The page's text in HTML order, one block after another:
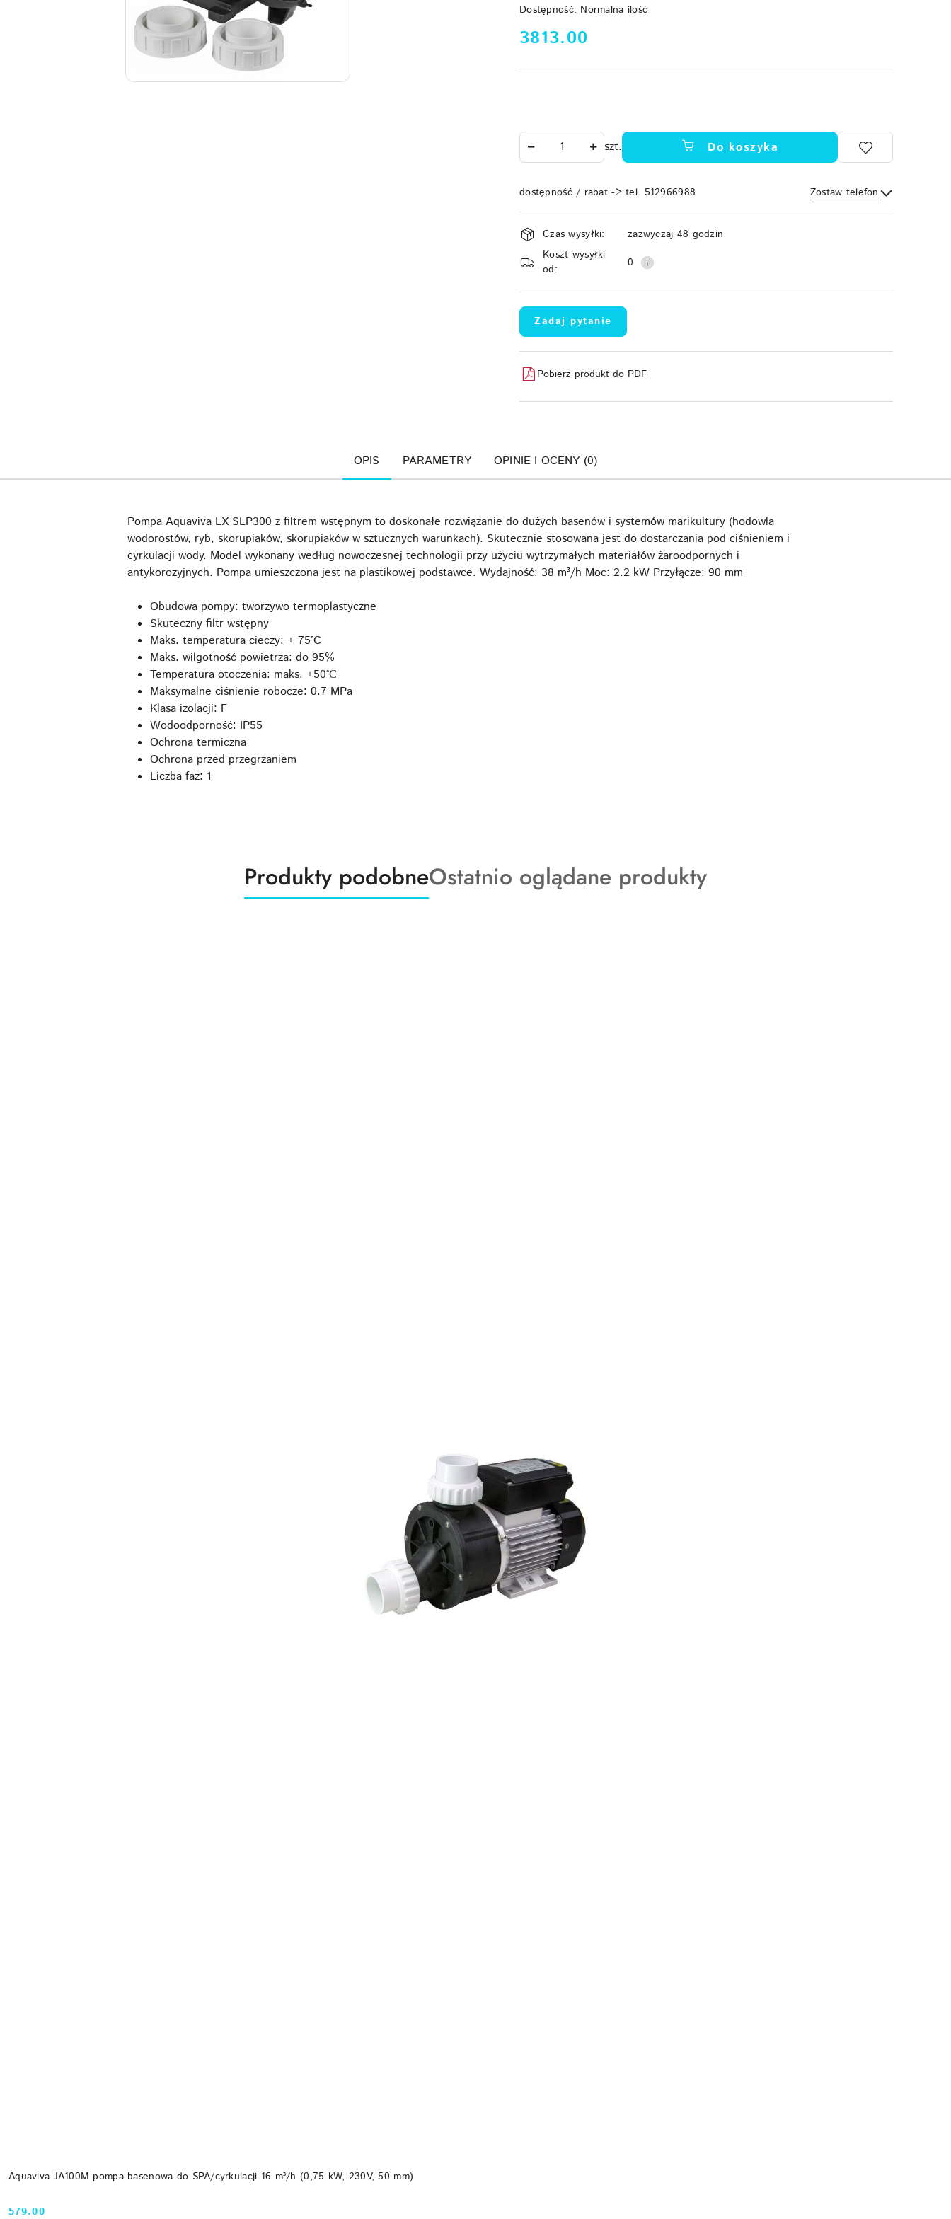
Dostępność: Normalna ilość
cena:
3813.00
szt. Do koszyka
dostępność / rabat -> tel. 512966988 Zostaw telefon
Wyślij
Dostępność
i
dostawa
Czas wysyłki:
zazwyczaj 48 godzin
Koszt wysyłki
od:
0
Zadaj pytanie
Pobierz produkt do PDF
OPIS PARAMETRY OPINIE I OCENY (0)
Pompa Aquaviva LX SLP300 z filtrem wstępnym to doskonałe rozwiązanie do dużych basenów i systemów marikultury (hodowla
wodorostów, ryb, skorupiaków, skorupiaków w sztucznych warunkach). Skutecznie stosowana jest do dostarczania pod ciśnieniem i
cyrkulacji wody. Model wykonany według nowoczesnej technologii przy użyciu wytrzymałych materiałów żaroodpornych i
antykorozyjnych. Pompa umieszczona jest na plastikowej podstawce. Wydajność: 38 m³/h Moc: 2.2 kW Przyłącze: 90 mm
Obudowa pompy: tworzywo termoplastyczne
Skuteczny filtr wstępny
Maks. temperatura cieczy: + 75°C
Maks. wilgotność powietrza: do 95%
Temperatura otoczenia: maks. +50°С
Maksymalne ciśnienie robocze: 0.7 MPa
Klasa izolacji: F
Wodoodporność: IP55
Ochrona termiczna
Ochrona przed przegrzaniem
Liczba faz: 1
Produkty
o
Produkty podobneProdukty
o
Ostatnio oglądane produkty
Aquaviva JA100M pompa basenowa do SPA/cyrkulacji 16 m³/h (0,75 kW, 230V, 50 mm)
579.00